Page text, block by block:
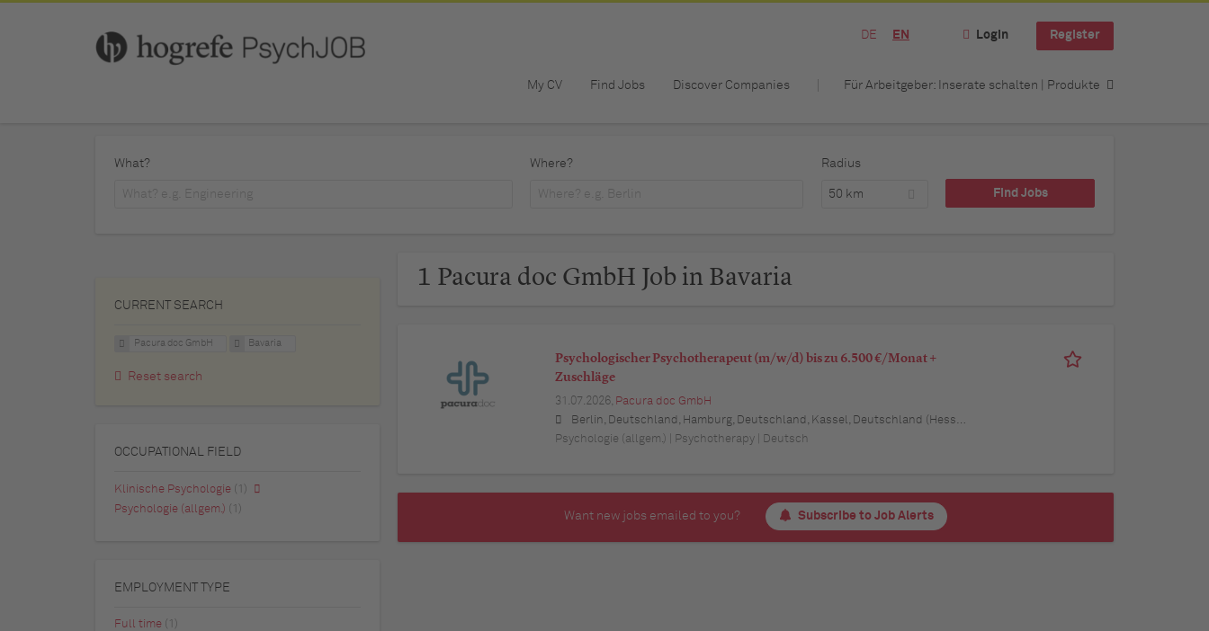
DE EN Login Register
My CV Find Jobs Discover Companies Für Arbeitgeber: Inserate schalten | Produkte
What? Where? Radius
50 km
1 Pacura doc GmbH Job in Bavaria
Psychologischer Psychotherapeut (m/w/d) bis zu 6.500 €/Monat +
Zuschläge
31.07.2026, Pacura doc GmbH
Berlin, Deutschland, Hamburg, Deutschland, Kassel, Deutschland (Hessen), Erfurt, Deutschland (Thüringen), München, Deutschland (Bayern), Köln, Deutschland (Nordrhein-Westfalen), Frankfurt am Main, Deutschland (Hessen), Stuttgart, Deutschland (Baden-Württemberg), Düsseldorf, Deutschland (Nordrhein-Westfalen), Leipzig, Deutschland (Sachsen), Dortmund, Deutschland (Nordrhein-Westfalen), Essen, Deutschland (Nordrhein-Westfalen), Bremen, Deutschland, Dresden, Deutschland (Sachsen), Hannover, Deutschland (Niedersachsen), Nürnberg, Deutschland (Bayern), Wuppertal, Deutschland (Nordrhein-Westfalen), Bielefeld, Deutschland (Nordrhein-Westfalen), Bonn, Deutschland (Nordrhein-Westfalen), Mannheim, Deutschland (Baden-Württemberg), Karlsruhe, Deutschland (Baden-Württemberg), Münster, Deutschland (Nordrhein-Westfalen), Augsburg, Deutschland (Bayern), Aachen, Deutschland (Nordrhein-Westfalen), Kiel, Deutschland (Schleswig-Holstein), Magdeburg, Deutschland (Sachsen-Anhalt), Freiburg im Breisgau, Deutschland (Baden-Württemberg), Würzburg, Deutschland (Bayern), Regensburg, Deutschland (Bayern)
Psychologie (allgem.) | Psychotherapy | Deutsch
Want new jobs emailed to you? Subscribe to Job Alerts
CURRENT SEARCH
Pacura doc GmbH Bavaria
Reset search
OCCUPATIONAL FIELD
Klinische Psychologie
(1)
Psychologie (allgem.)
(1)
EMPLOYMENT TYPE
Full time (1)